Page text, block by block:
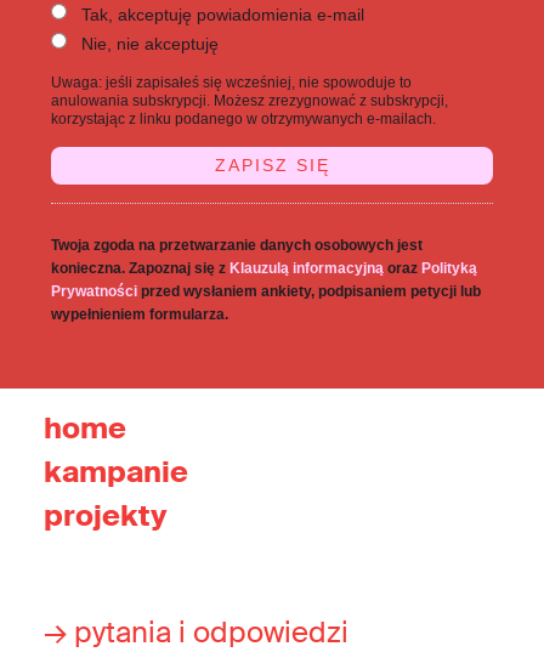
Tak, akceptuję powiadomienia e-mail
Nie, nie akceptuję
Uwaga: jeśli zapisałeś się wcześniej, nie spowoduje to
anulowania subskrypcji. Możesz zrezygnować z subskrypcji,
korzystając z linku podanego w otrzymywanych e-mailach.
Twoja zgoda na przetwarzanie danych osobowych jest
konieczna. Zapoznaj się zKlauzulą informacyjną orazPolityką
Prywatności przed wysłaniem ankiety, podpisaniem petycji lub
wypełnieniem formularza.
home
kampanie
projekty
→ pytania i odpowiedzi